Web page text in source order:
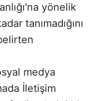
yönelik
tanımadığını
medya
İletişim